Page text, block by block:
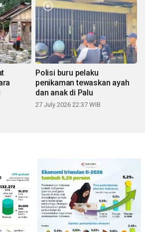
Polisi buru pelaku
penikaman tewaskan ayah
dan anak di Palu
27 July 2026 22:37 WIB